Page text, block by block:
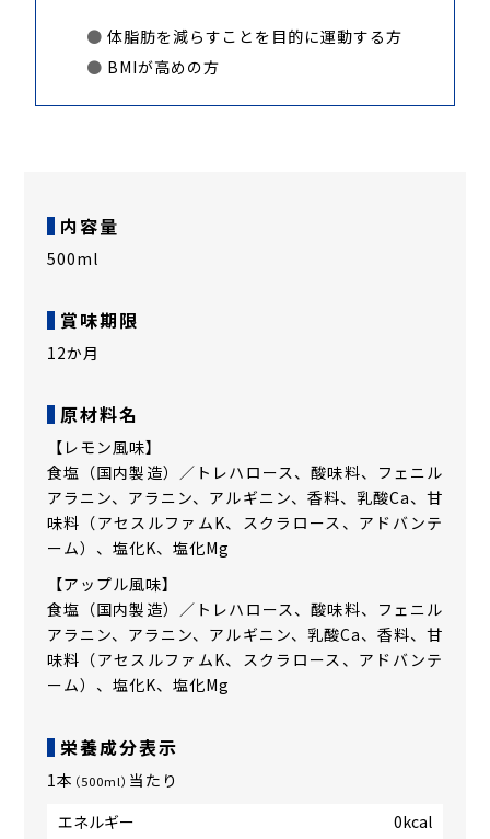
体脂肪を減らすことを目的に運動する方
BMIが高めの方
内容量
500ml
賞味期限
12か月
原材料名
【レモン風味】
食塩（国内製造）／トレハロース、酸味料、フェニル
アラニン、アラニン、アルギニン、香料、乳酸Ca、甘
味料（アセスルファムK、スクラロース、アドバンテ
ーム）、塩化K、塩化Mg
【アップル風味】
食塩（国内製造）／トレハロース、酸味料、フェニル
アラニン、アラニン、アルギニン、乳酸Ca、香料、甘
味料（アセスルファムK、スクラロース、アドバンテ
ーム）、塩化K、塩化Mg
栄養成分表示
1本 （500ml） 当たり
エネルギー
0kcal